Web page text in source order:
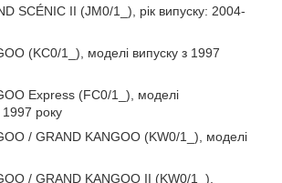
SCÉNIC II (JM0/1_), рік випуску: 2004-
(KC0/1_), моделі випуску з 1997
Express (FC0/1_), моделі
1997 року
/ GRAND KANGOO (KW0/1_), моделі
/ GRAND KANGOO II (KW0/1_),